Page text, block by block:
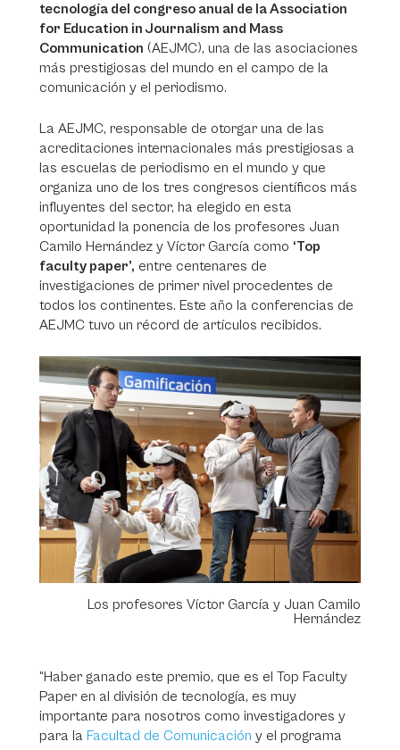
tecnología del congreso anual de la Association
for Education in Journalism and Mass
Communication (AEJMC), una de las asociaciones
más prestigiosas del mundo en el campo de la
comunicación y el periodismo.
La AEJMC, responsable de otorgar una de las
acreditaciones internacionales más prestigiosas a
las escuelas de periodismo en el mundo y que
organiza uno de los tres congresos científicos más
influyentes del sector, ha elegido en esta
oportunidad la ponencia de los profesores Juan
Camilo Hernández y Víctor García como ‘Top
faculty paper’, entre centenares de
investigaciones de primer nivel procedentes de
todos los continentes. Este año la conferencias de
AEJMC tuvo un récord de artículos recibidos.
Los profesores Víctor García y Juan Camilo
Hernández
“Haber ganado este premio, que es el Top Faculty
Paper en al división de tecnología, es muy
importante para nosotros como investigadores y
para la Facultad de Comunicación y el programa